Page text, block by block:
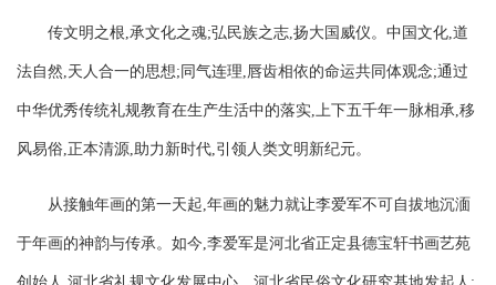
传文明之根,承文化之魂;弘民族之志,扬大国威仪。中国文化,道
法自然,天人合一的思想;同气连理,唇齿相依的命运共同体观念;通过
中华优秀传统礼规教育在生产生活中的落实,上下五千年一脉相承,移
风易俗,正本清源,助力新时代,引领人类文明新纪元。
从接触年画的第一天起,年画的魅力就让李爱军不可自拔地沉湎
于年画的神韵与传承。如今,李爱军是河北省正定县德宝轩书画艺苑